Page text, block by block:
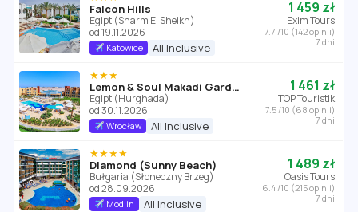
Falcon Hills
Egipt (Sharm El Sheikh)
od 19.11.2026
Katowice All Inclusive
1 459 zł
Exim Tours
7.7 /10 (142 opinii)
7 dni
★★★
Lemon & Soul Makadi Garden (ex Labranda Garden Makadi)
Egipt (Hurghada)
od 30.11.2026
Wrocław All Inclusive
1 461 zł
TOP Touristik
7.5 /10 (68 opinii)
7 dni
★★★★
Diamond (Sunny Beach)
Bułgaria (Słoneczny Brzeg)
od 28.09.2026
Modlin All Inclusive
1 489 zł
Oasis Tours
6.4 /10 (215 opinii)
7 dni